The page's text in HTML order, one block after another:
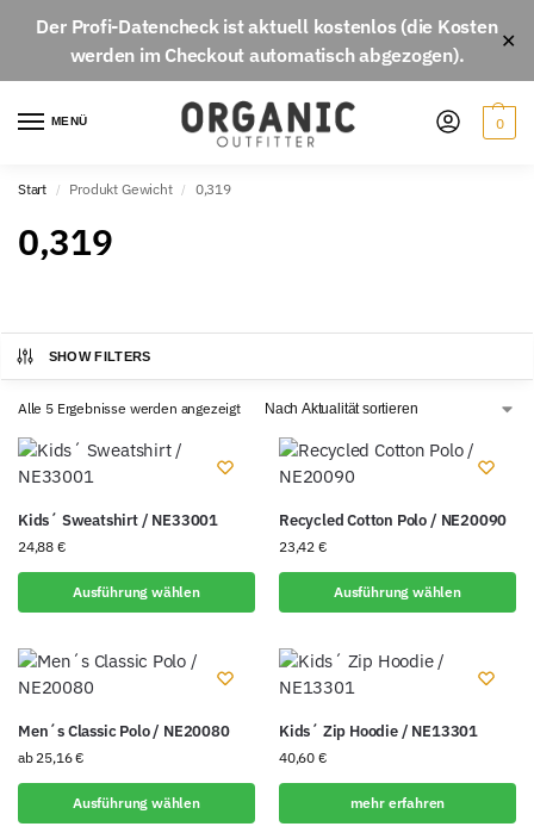
Der Profi-Datencheckist aktuell kostenlos(die Kosten
werden im Checkout automatisch abgezogen).
✕
MENÜ 0
Start / Produkt Gewicht / 0,319
0,319
SHOW FILTERS
Alle 5 Ergebnisse werden angezeigt
Kids´ Sweatshirt / NE33001
24,88 €
Ausführung wählen
Recycled Cotton Polo / NE20090
23,42 €
Ausführung wählen
Men´s Classic Polo / NE20080
ab 25,16€
Ausführung wählen
Kids´ Zip Hoodie / NE13301
40,60 €
mehr erfahren